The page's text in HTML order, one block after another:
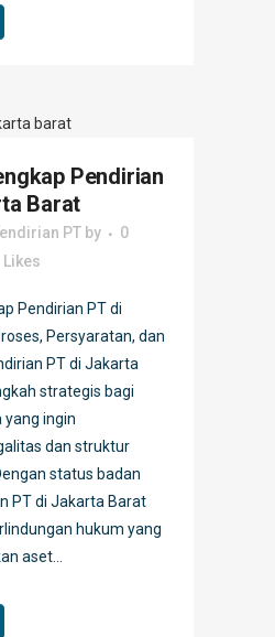
Pendirian
Barat
PT by
0
Likes
Pendirian PT di
Persyaratan, dan
PT di Jakarta
strategis bagi
yang ingin
dan struktur
status badan
PT di Jakarta Barat
hukum yang
aset...